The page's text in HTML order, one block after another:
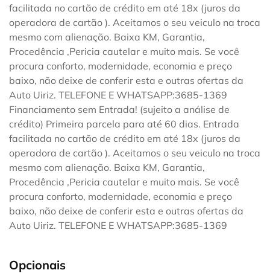
facilitada no cartão de crédito em até 18x (juros da
operadora de cartão ). Aceitamos o seu veiculo na troca
mesmo com alienação. Baixa KM, Garantia,
Procedência ,Pericia cautelar e muito mais. Se você
procura conforto, modernidade, economia e preço
baixo, não deixe de conferir esta e outras ofertas da
Auto Uiriz. TELEFONE E WHATSAPP:3685-1369
Financiamento sem Entrada! (sujeito a análise de
crédito) Primeira parcela para até 60 dias. Entrada
facilitada no cartão de crédito em até 18x (juros da
operadora de cartão ). Aceitamos o seu veiculo na troca
mesmo com alienação. Baixa KM, Garantia,
Procedência ,Pericia cautelar e muito mais. Se você
procura conforto, modernidade, economia e preço
baixo, não deixe de conferir esta e outras ofertas da
Auto Uiriz. TELEFONE E WHATSAPP:3685-1369
Opcionais